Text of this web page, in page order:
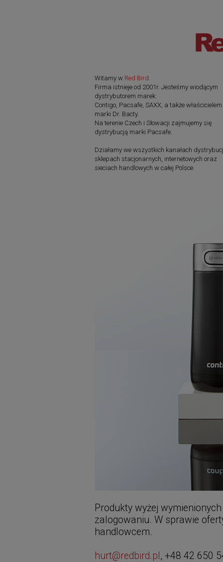
Witamy w Red Bird.
Firma istnieje od 2001r. Jesteśmy wiodącym
dystrybutorem marek:
Contigo, Pacsafe, SAXX, a także właścicielem
marki Dr. Bacty.
Na terenie Czech i Słowacji zajmujemy się
dystrybucją marki Pacsafe.
Działamy we wszystkich kanałach
sklepach stacjonarnych, internetowych oraz
sieciach handlowych w całej Polsce.
Produkty wyżej
zalogowaniu. W sprawie
handlowcem.
hurt@redbird.pl , +48 42 650